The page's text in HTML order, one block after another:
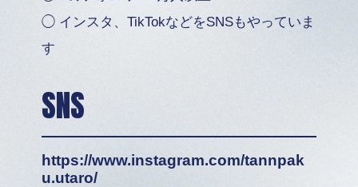
◯ インスタ、TikTokなどをSNSもやっていま
す
SNS
https://www.instagram.com/tannpak
u.utaro/